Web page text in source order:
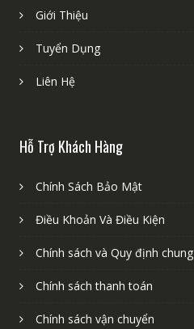
Giới Thiệu
Tuyển Dụng
Liên Hệ
Hỗ Trợ Khách Hàng
Chính Sách Bảo Mật
Điều Khoản Và Điều Kiện
Chính sách và Quy định chung
Chính sách thanh toán
Chính sách vận chuyển